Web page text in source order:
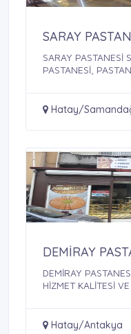
SARAY
SARAY PASTANESİ
PASTANESİ,
Hatay/
DEMİRAY
DEMİRAY PASTANESİ OLARAK SÜREKLİ
HİZMET KALİTESİ
Hatay/Antakya